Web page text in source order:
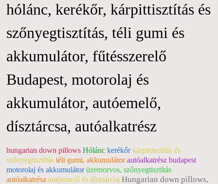
hólánc, kerékőr, kárpittisztítás és
szőnyegtisztítás, téli gumi és
akkumulátor, fűtésszerelő
Budapest, motorolaj és
akkumulátor, autóemelő,
dísztárcsa, autóalkatrész
hungarian down pillows Hólánc kerékőr kárpittisztítás és
szőnyegtisztítás téli gumi, akkumulátor autóalkatrész budapest
motorolaj és akkumulátor üzemorvos, szőnyegtisztítás
autóalkatrész autóemelő és dísztárcsaHungarian down pillows,